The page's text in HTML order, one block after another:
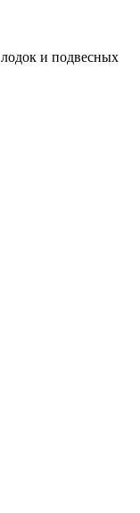
и подвесных